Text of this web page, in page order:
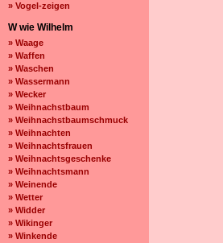
» Vogel-zeigen
W wie Wilhelm
» Waage
» Waffen
» Waschen
» Wassermann
» Wecker
» Weihnachstbaum
» Weihnachstbaumschmuck
» Weihnachten
» Weihnachtsfrauen
» Weihnachtsgeschenke
» Weihnachtsmann
» Weinende
» Wetter
» Widder
» Wikinger
» Winkende